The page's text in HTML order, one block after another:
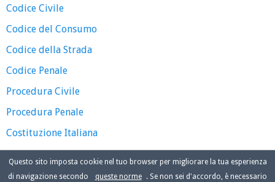
Codice Civile
Codice del Consumo
Codice della Strada
Codice Penale
Procedura Civile
Procedura Penale
Costituzione Italiana
Questo sito imposta cookie nel tuo browser per migliorare la tua esperienza
di navigazione secondo
queste norme . Se non sei d'accordo, è necessario